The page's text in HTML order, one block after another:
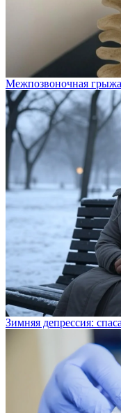
Межпозвоночная грыжа
Зимняя депрессия: